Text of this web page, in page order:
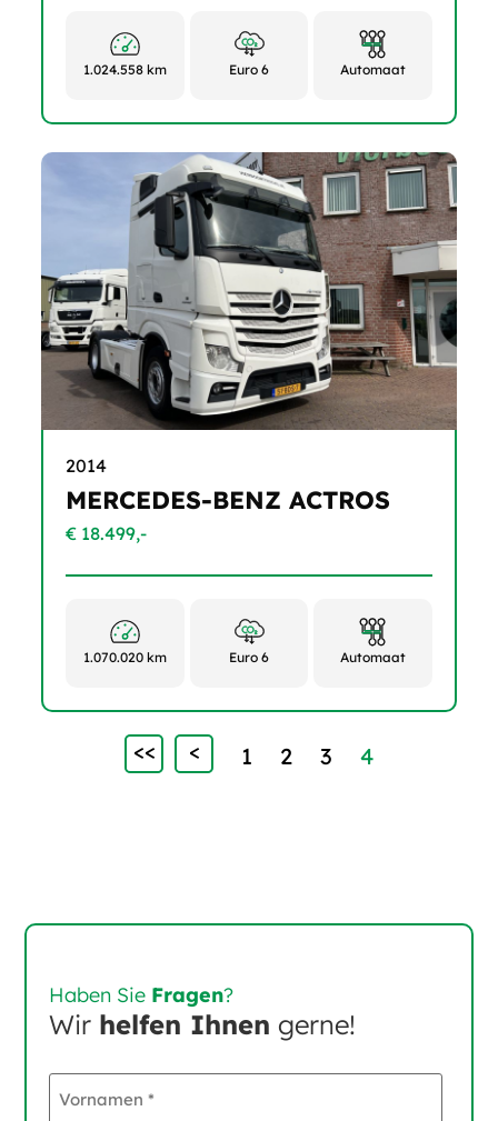
1.024.558 km Euro 6 Automaat
2014
MERCEDES-BENZ ACTROS
€ 18.499,-
1.070.020 km Euro 6 Automaat
<< < 1 2 3 4
Haben Sie Fragen?
Wir helfen Ihnen gerne!
Vornamen